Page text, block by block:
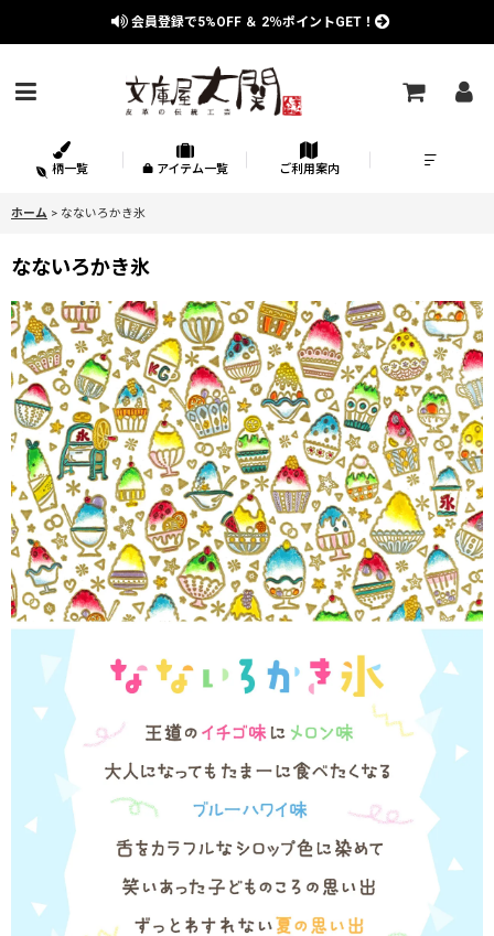
会員登録で5%OFF ＆ 2％ポイントGET！
柄一覧 アイテム一覧 ご利用案内
ホーム > なないろかき氷
なないろかき氷